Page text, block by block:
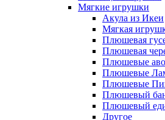
Мягкие игрушки
Акула из Икеи
Мягкая
Плюшевая
Плюшевая
Плюшевые
Плюшевые
Плюшевые
Плюшевый
Плюшевый
Другое